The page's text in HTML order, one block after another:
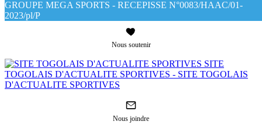
GROUPE MEGA SPORTS - RECEPISSE N°0083/HAAC/01-
2023/pl/P
Nous soutenir
SITE
TOGOLAIS D'ACTUALITE SPORTIVES - SITE TOGOLAIS
D'ACTUALITE SPORTIVES
Nous joindre